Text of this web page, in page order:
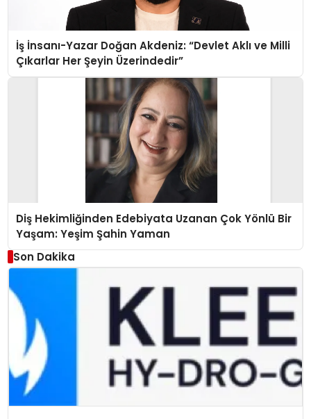
İş İnsanı-Yazar Doğan Akdeniz: “Devlet Aklı ve Milli
Çıkarlar Her Şeyin Üzerindedir”
Diş Hekimliğinden Edebiyata Uzanan Çok Yönlü Bir
Yaşam: Yeşim Şahin Yaman
Son Dakika